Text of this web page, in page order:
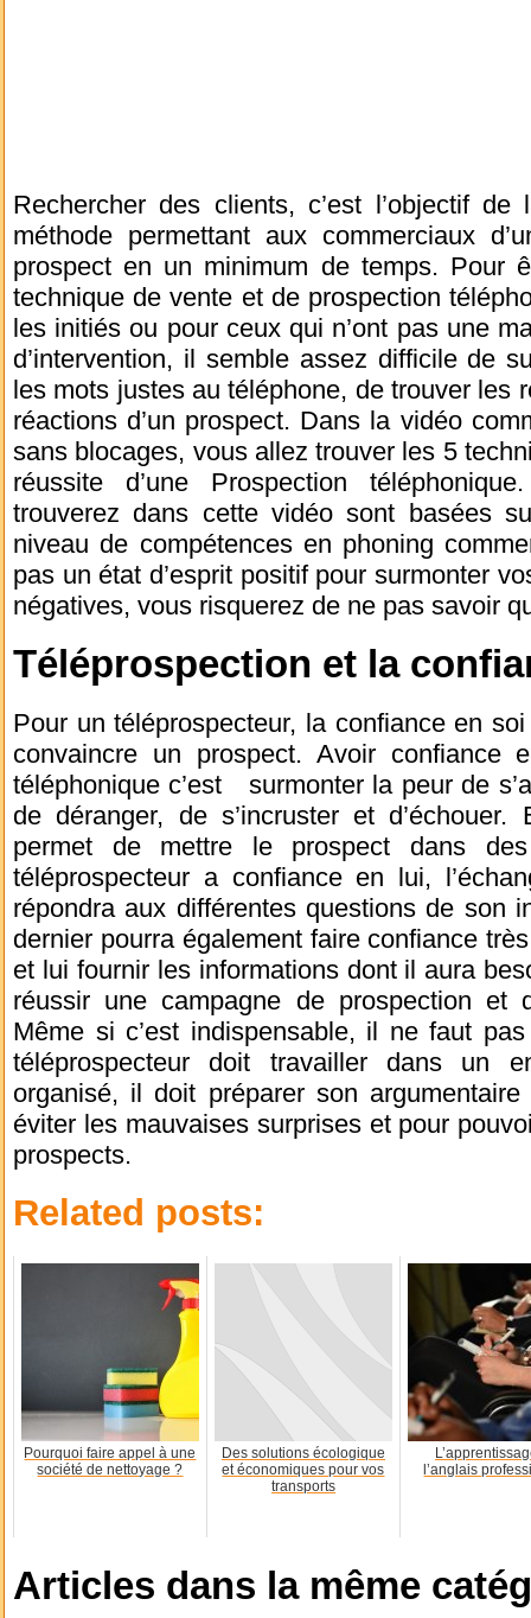
Rechercher des clients, c’est l’objectif
méthode permettant aux commerciaux
prospect en un minimum de temps. Pour
technique de vente et de prospection
les initiés ou pour ceux qui n’ont pas une
d’intervention, il semble assez difficile de
les mots justes au téléphone, de trouver les
réactions d’un prospect. Dans la vidéo
sans blocages, vous allez trouver les 5
réussite d’une Prospection
trouverez dans cette vidéo sont basées
niveau de compétences en phoning
pas un état d’esprit positif pour surmonter
négatives, vous risquerez de ne pas savoir
Téléprospection et la
Pour un téléprospecteur, la confiance en
convaincre un prospect. Avoir confiance
téléphonique c’est surmonter la peur de
de déranger, de s’incruster et
permet de mettre le prospect dans
téléprospecteur a confiance en lui,
répondra aux différentes questions de son
dernier pourra également faire confiance
et lui fournir les informations dont il aura
réussir une campagne de prospection et
Même si c’est indispensable, il ne faut
téléprospecteur doit travailler dans un
organisé, il doit préparer son
éviter les mauvaises surprises et pour
prospects.
Related posts:
Pourquoi faire appel à une
société de nettoyage ?
Des solutions écologique
et économiques pour vos
transports
l’anglais
Articles dans la même